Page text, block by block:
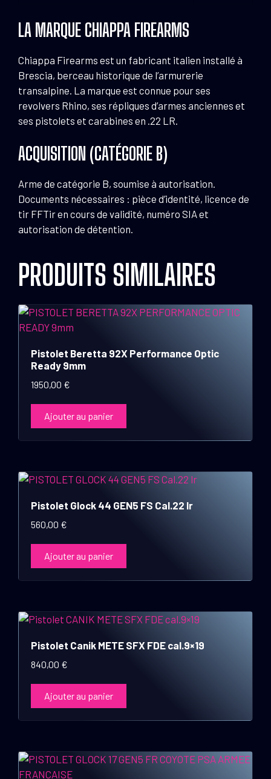
LA MARQUE CHIAPPA FIREARMS
Chiappa Firearms est un fabricant italien installé à
Brescia, berceau historique de l’armurerie
transalpine. La marque est connue pour ses
revolvers Rhino, ses répliques d’armes anciennes et
ses pistolets et carabines en .22 LR.
ACQUISITION (CATÉGORIE B)
Arme de catégorie B, soumise à autorisation.
Documents nécessaires : pièce d’identité, licence de
tir FFTir en cours de validité, numéro SIA et
autorisation de détention.
PRODUITS SIMILAIRES
Pistolet Beretta 92X Performance Optic
Ready 9mm
1950,00 €
Ajouter au panier
Pistolet Glock 44 GEN5 FS Cal.22 lr
560,00 €
Ajouter au panier
Pistolet Canik METE SFX FDE cal.9×19
840,00 €
Ajouter au panier